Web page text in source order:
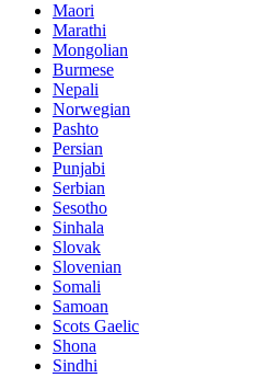
Maori
Marathi
Mongolian
Burmese
Nepali
Norwegian
Pashto
Persian
Punjabi
Serbian
Sesotho
Sinhala
Slovak
Slovenian
Somali
Samoan
Scots Gaelic
Shona
Sindhi